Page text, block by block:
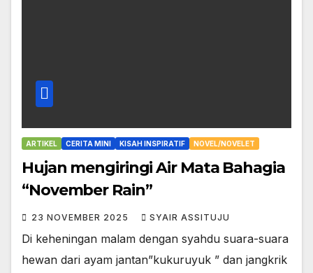
ARTIKEL CERITA MINI KISAH INSPIRATIF NOVEL/NOVELET
Hujan mengiringi Air Mata Bahagia
“November Rain”
23 NOVEMBER 2025 SYAIR ASSITUJU
Di keheningan malam dengan syahdu suara-suara
hewan dari ayam jantan”kukuruyuk ” dan jangkrik